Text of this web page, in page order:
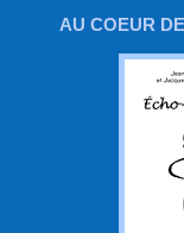
AU COEUR